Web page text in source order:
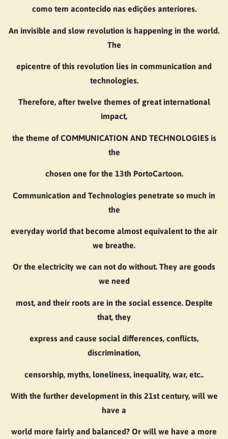
como tem acontecido nas edições anteriores.
An invisible and slow revolution is happening in the world.
The
epicentre of this revolution lies in communication and
technologies.
Therefore, after twelve themes of great international
impact,
the theme of COMMUNICATION AND TECHNOLOGIES is
the
chosen one for the 13th PortoCartoon.
Communication and Technologies penetrate so much in
the
everyday world that become almost equivalent to the air
we breathe.
Or the electricity we can not do without. They are goods
we need
most, and their roots are in the social essence. Despite
that, they
express and cause social differences, conflicts,
discrimination,
censorship, myths, loneliness, inequality, war, etc..
With the further development in this 21st century, will we
have a
world more fairly and balanced? Or will we have a more